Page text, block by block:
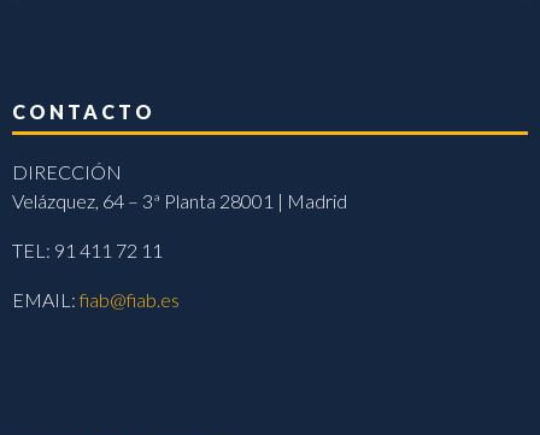
CONTACTO
DIRECCIÓN
Velázquez, 64 – 3ª Planta 28001 | Madrid
TEL: 91 411 72 11
EMAIL:fiab@fiab.es